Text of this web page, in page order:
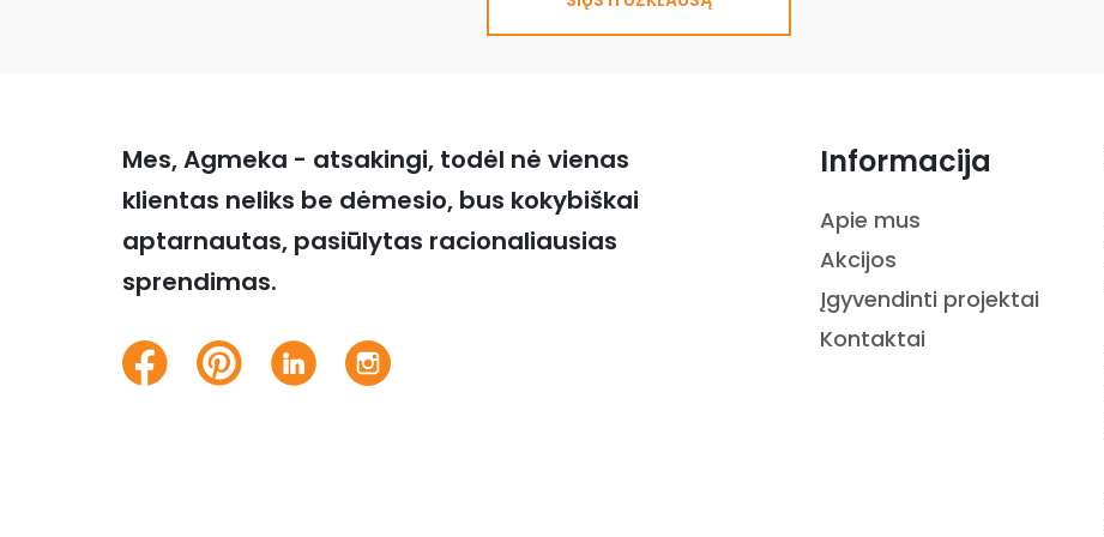
Mes, Agmeka - atsakingi, todėl nė vienas
klientas neliks be dėmesio, bus kokybiškai
aptarnautas, pasiūlytas racionaliausias
sprendimas.
Informacija
Apie mus
Akcijos
Įgyvendinti projektai
Kontaktai